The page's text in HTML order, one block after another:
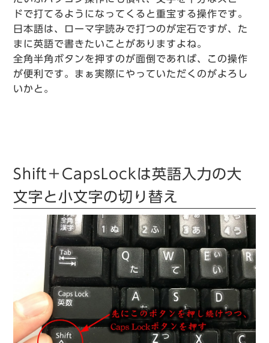
ドで打てるようになってくると重宝する操作です。
日本語は、ローマ字読みで打つのが定石ですが、た
まに英語で書きたいことがありますよね。
全角半角ボタンを押すのが面倒であれば、この操作
が便利です。まぁ実際にやっていただくのがよろし
いかと。
Shift＋CapsLockは英語入力の大
文字と小文字の切り替え